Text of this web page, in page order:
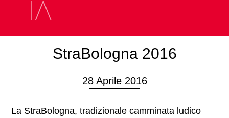
StraBologna 2016
28 Aprile 2016
La StraBologna, tradizionale camminata ludico